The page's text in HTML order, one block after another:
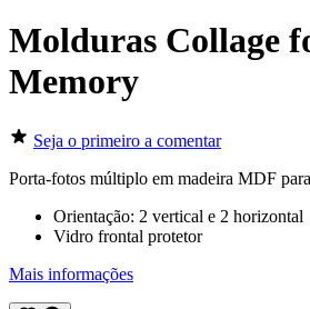
Molduras Collage
Memory
Seja o primeiro a comentar
Porta-fotos múltiplo em madeira MDF
Orientação: 2 vertical e 2 horizontal
Vidro frontal protetor
Mais informações